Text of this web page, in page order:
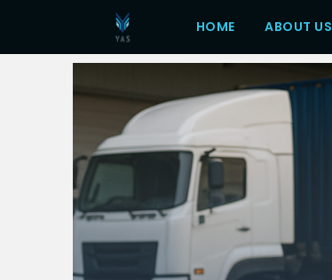
HOME ABOUT US